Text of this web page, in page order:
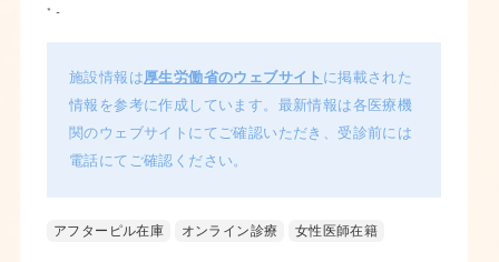
* -
施設情報は厚生労働省のウェブサイト に掲載された
情報を参考に作成しています。最新情報は各医療機
関のウェブサイトにてご確認いただき、受診前には
電話にてご確認ください。
アフターピル在庫 オンライン診療 女性医師在籍